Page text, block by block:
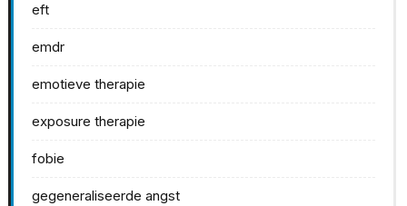
eft
emdr
emotieve therapie
exposure therapie
fobie
gegeneraliseerde angst